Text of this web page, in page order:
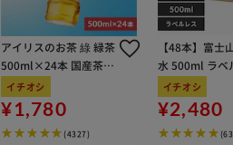
アイリスのお茶 綠 緑茶
500ml×24本 国産茶葉
100％使用
イチオシ
¥1,780
(4327)
【48本】富士
水 500ml ラベ
イチオシ
¥2,480